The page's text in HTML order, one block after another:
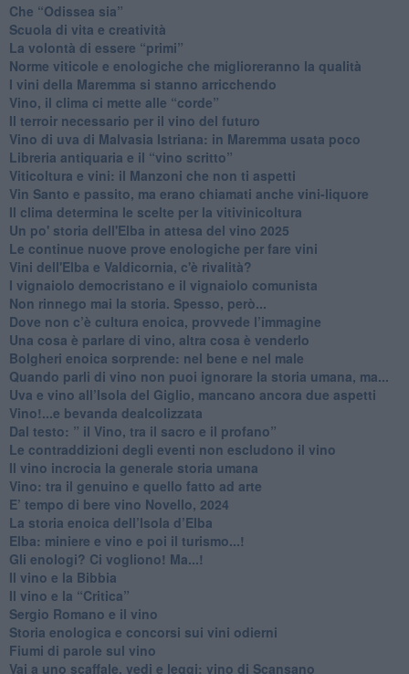
​Che “Odissea sia”
Scuola di vita e creatività
​La volontà di essere “primi”
Norme viticole e enologiche che miglioreranno la qualità
​I vini della Maremma si stanno arricchendo
Vino, il clima ci mette alle “corde”
Il terroir necessario per il vino del futuro
​Vino di uva di Malvasia Istriana: in Maremma usata poco
​Libreria antiquaria e il “vino scritto”
​Viticoltura e vini: il Manzoni che non ti aspetti
​Vin Santo e passito, ma erano chiamati anche vini-liquore
Il clima determina le scelte per la vitivinicoltura
Un po' storia dell'Elba in attesa del vino 2025
Le continue nuove prove enologiche per fare vini
Vini dell'Elba e Valdicornia, c'è rivalità?
​I vignaiolo democristano e il vignaiolo comunista
​Non rinnego mai la storia. Spesso, però...
​Dove non c’è cultura enoica, provvede l’immagine
​Una cosa è parlare di vino, altra cosa è venderlo
Bolgheri enoica sorprende: nel bene e nel male
​Quando parli di vino non puoi ignorare la storia umana, ma...
Uva e vino all’Isola del Giglio, mancano ancora due aspetti
​Vino!...e bevanda dealcolizzata
​Dal testo: ” il Vino, tra il sacro e il profano”
Le contraddizioni degli eventi non escludono il vino
​Il vino incrocia la generale storia umana
Vino: tra il genuino e quello fatto ad arte
E’ tempo di bere vino Novello, 2024
La storia enoica dell’Isola d’Elba
Elba: miniere e vino e poi il turismo...!
​Gli enologi? Ci vogliono! Ma...!
​Il vino e la Bibbia
​Il vino e la “Critica”
Sergio Romano e il vino
​Storia enologica e concorsi sui vini odierni
Fiumi di parole sul vino
​Vai a uno scaffale, vedi e leggi: vino di Scansano